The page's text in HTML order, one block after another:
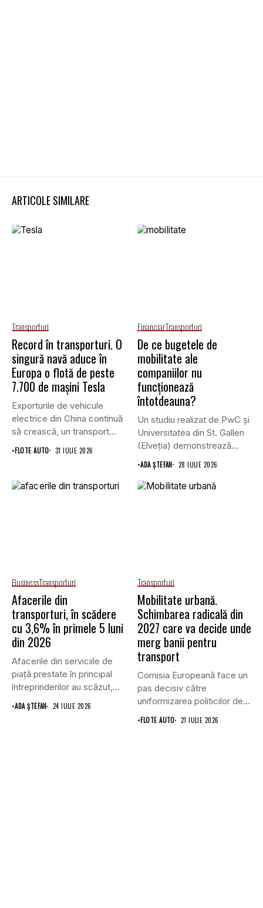
ARTICOLE SIMILARE
Transporturi
Record în transporturi. O
singură navă aduce în
Europa o flotă de peste
7.700 de mașini Tesla
Exporturile de vehicule
electrice din China continuă
să crească, un transport
record...
•FLOTE AUTO 31 IULIE 2026
FinanciarTransporturi
De ce bugetele de
mobilitate ale
companiilor nu
funcționează
întotdeauna?
Un studiu realizat de PwC și
Universitatea din St. Gallen
(Elveția) demonstrează...
•ADA ȘTEFAN 28 IULIE 2026
BusinessTransporturi
Afacerile din
transporturi, în scădere
cu 3,6% în primele 5 luni
din 2026
Afacerile din serviciile de
piaţă prestate în principal
întreprinderilor au scăzut,
în...
•ADA ȘTEFAN 24 IULIE 2026
Transporturi
Mobilitate urbană.
Schimbarea radicală din
2027 care va decide unde
merg banii pentru
transport
Comisia Europeană face un
pas decisiv către
uniformizarea politicilor de
transport prin...
•FLOTE AUTO 21 IULIE 2026